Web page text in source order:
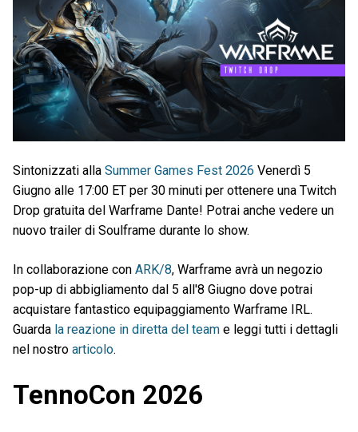
Sintonizzati alla Summer Games Fest 2026 Venerdì 5
Giugno alle 17:00 ET per 30 minuti per ottenere una Twitch
Drop gratuita del Warframe Dante! Potrai anche vedere un
nuovo trailer di Soulframe durante lo show.
In collaborazione con ARK/8, Warframe avrà un negozio
pop-up di abbigliamento dal 5 all'8 Giugno dove potrai
acquistare fantastico equipaggiamento Warframe IRL.
Guarda la reazione in diretta del team e leggi tutti i dettagli
nel nostro articolo.
TennoCon 2026